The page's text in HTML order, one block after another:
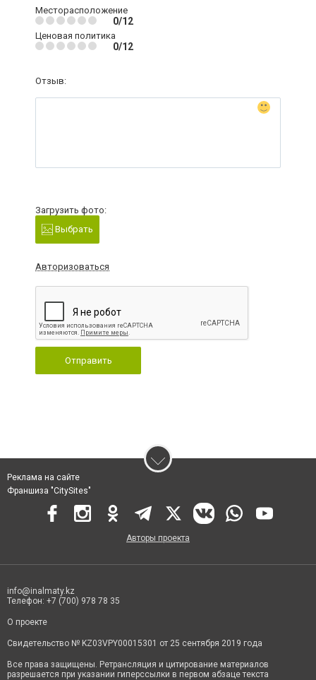
Месторасположение
0/12
Ценовая политика
0/12
Отзыв:
Загрузить фото:
Выбрать
Авторизоваться
Отправить
Реклама на сайте
Франшиза "CitySites"
Авторы проекта
info@inalmaty.kz
Телефон: +7 (700) 978 78 35
О проекте
Свидетельство № KZ03VPY00015301 от 25 сентября 2019 года
Все права защищены. Ретрансляция и цитирование материалов
разрешается при указании гиперссылки в первом абзаце текста